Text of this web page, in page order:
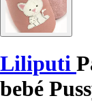
Liliputi
bebé